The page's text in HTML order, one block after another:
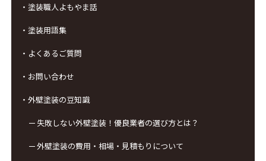
・塗装職人よもやま話
・塗装用語集
・よくあるご質問
・お問い合わせ
・外壁塗装の豆知識
失敗しない外壁塗装！優良業者の選び方とは？
外壁塗装の費用・相場・見積もりについて